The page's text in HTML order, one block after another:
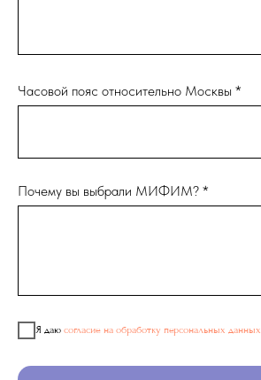
Часовой пояс относительно Москвы *
Почему вы выбрали МИФИМ? *
Я даю согласие на обработку персональных данных